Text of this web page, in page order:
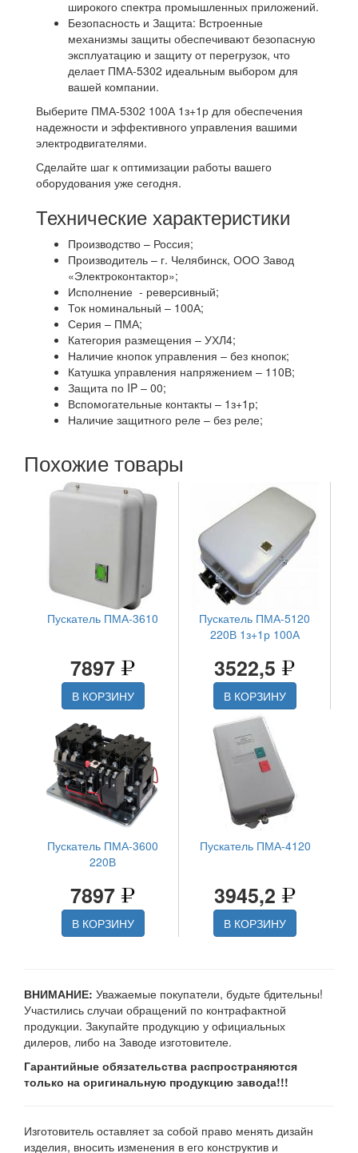
широкого спектра промышленных приложений.
Безопасность и Защита: Встроенные
механизмы защиты обеспечивают безопасную
эксплуатацию и защиту от перегрузок, что
делает ПМА-5302 идеальным выбором для
вашей компании.
Выберите ПМА-5302 100А 1з+1р для обеспечения
надежности и эффективного управления вашими
электродвигателями.
Сделайте шаг к оптимизации работы вашего
оборудования уже сегодня.
Технические характеристики
Производство – Россия;
Производитель – г. Челябинск, ООО Завод
«Электроконтактор»;
Исполнение - реверсивный;
Ток номинальный – 100А;
Серия – ПМА;
Категория размещения – УХЛ4;
Наличие кнопок управления – без кнопок;
Катушка управления напряжением – 110В;
Защита по IP – 00;
Вспомогательные контакты – 1з+1р;
Наличие защитного реле – без реле;
Похожие товары
Пускатель ПМА-3610
7897
В КОРЗИНУ
Пускатель ПМА-5120
220В 1з+1р 100А
3522,5
В КОРЗИНУ
Пускатель ПМА-3600
220В
7897
В КОРЗИНУ
Пускатель ПМА-4120
3945,2
В КОРЗИНУ
ВНИМАНИЕ: Уважаемые покупатели, будьте бдительны!
Участились случаи обращений по контрафактной
продукции. Закупайте продукцию у официальных
дилеров, либо на Заводе изготовителе.
Гарантийные обязательства распространяются
только на оригинальную продукцию завода!!!
Изготовитель оставляет за собой право менять дизайн
изделия, вносить изменения в его конструктив и